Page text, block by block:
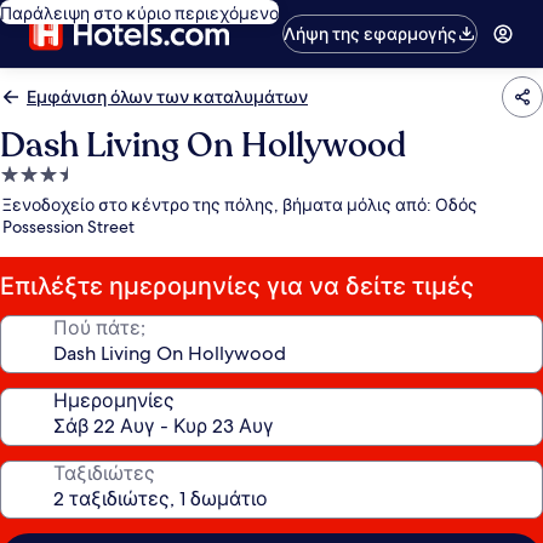
Παράλειψη στο κύριο περιεχόμενο
Λήψη της εφαρμογής
Εμφάνιση όλων των καταλυμάτων
Dash Living On Hollywood
Κατάλυμα
με
3.5
αστέρια
Ξενοδοχείο στο κέντρο της πόλης, βήματα μόλις από: Οδός
Possession Street
Επιλέξτε ημερομηνίες για να δείτε τιμές
Πού πάτε;
Ημερομηνίες
Ταξιδιώτες